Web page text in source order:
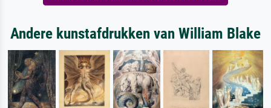
Andere kunstafdrukken van William Blake